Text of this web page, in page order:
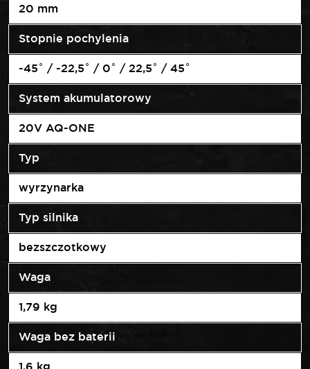
20 mm
Stopnie pochylenia
-45˚ / -22,5˚ / 0˚ / 22,5˚ / 45˚
System akumulatorowy
20V AQ-ONE
Typ
wyrzynarka
Typ silnika
bezszczotkowy
Waga
1,79 kg
Waga bez baterii